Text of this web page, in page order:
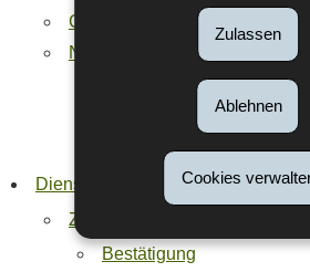
Zulassen
Ablehnen
Cookies
Gebietsansässige
Nicht-Gebietsansässige
Teilnahme am Gutschein-
Kinderbetreuung und
Wert der Gutscheine
Dienste und Anträge
Zahlungsbescheinigung
Bestätigung